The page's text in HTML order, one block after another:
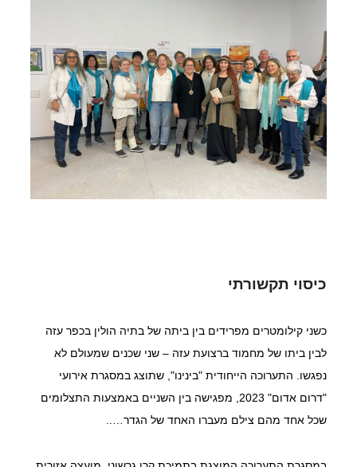
כיסוי תקשורתי
לבין ביתו של מחמוד ברצועת עזה – שני שכנים שמעולם לא
שכל אחד מהם צילם מעברו האחד של הגדר…..